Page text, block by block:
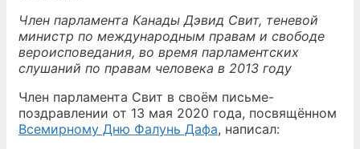
Член парламента Канады Дэвид Свит, теневой
министр по международным правам и свободе
вероисповедания, во время парламентских
слушаний по правам человека в 2013 году
Член парламента Свит в своём письме-
поздравлении от 13 мая 2020 года, посвящённом
Всемирному Дню Фалунь Дафа, написал: